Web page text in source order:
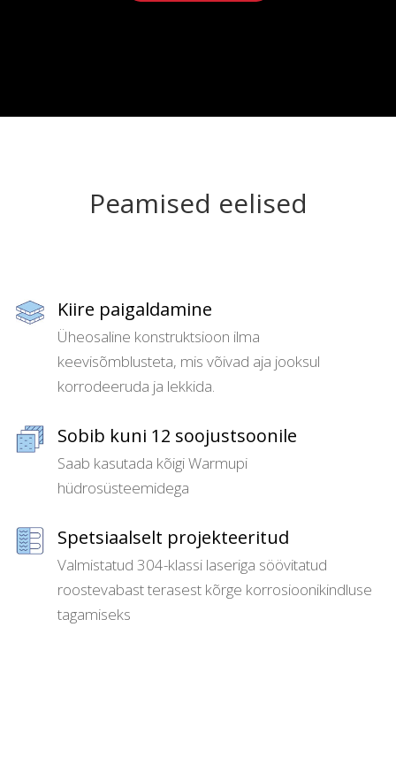
Peamised eelised
Kiire paigaldamine
Üheosaline konstruktsioon ilma
keevisõmblusteta, mis võivad aja jooksul
korrodeeruda ja lekkida.
Sobib kuni 12 soojustsoonile
Saab kasutada kõigi Warmupi
hüdrosüsteemidega
Spetsiaalselt projekteeritud
Valmistatud 304-klassi laseriga söövitatud
roostevabast terasest kõrge korrosioonikindluse
tagamiseks